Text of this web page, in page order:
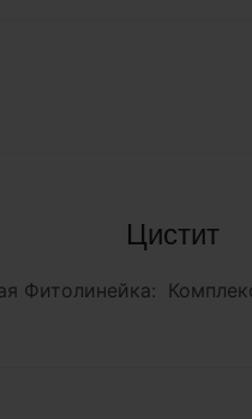
Цистит
Фитолинейка: